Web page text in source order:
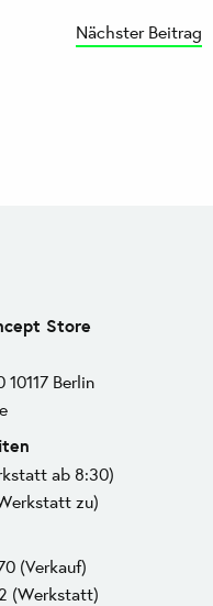
Nächster Beitrag
Store
Berlin
ab 8:30)
zu)
(Verkauf)
(Werkstatt)